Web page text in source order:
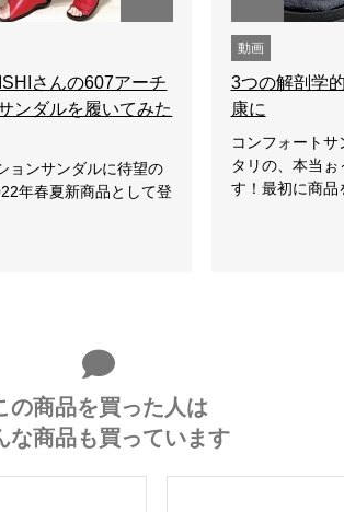
さんの607アーチ
ンダルを履いてみた
ョンサンダルに待望の
年春夏新商品として登
動画
3つの解剖学
康に
コンフォート
タリの、本当
す！最初に商
の商品を買った人は
な商品も買っています